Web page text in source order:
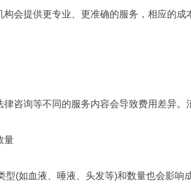
提供更专业、更准确的服务，相应的成
询等不同的服务内容会导致费用差异。
量
如血液、唾液、头发等)和数量也会影响